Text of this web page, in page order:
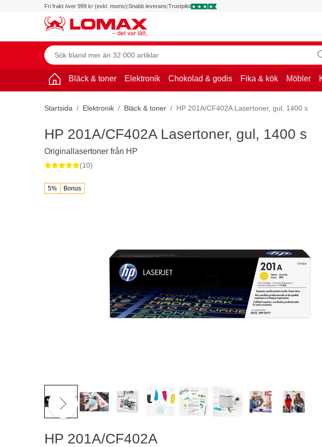
Fri frakt över 999 kr (exkl. moms)|Snabb leverans|Trustpilot
Bläck & toner Elektronik Chokolad & godis Fika & kök Möbler
Startsida Elektronik Bläck & toner HP 201A/CF402A Lasertoner, gul, 1400 s
5% Bonus
HP 201A/CF402A
HP 201A/CF402A Lasertoner, gul, 1400 s
Originallasertoner från HP
(10)